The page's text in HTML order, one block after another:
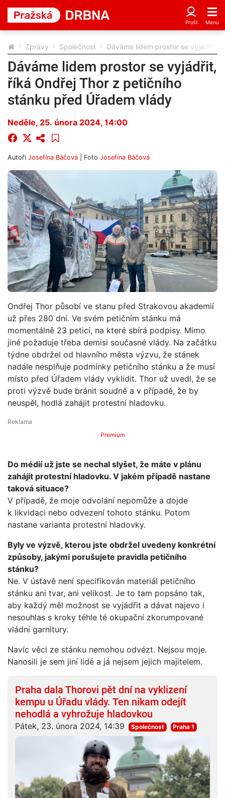
Zprávy Společnost Dáváme lidem prostor se vyjádřit,
Dáváme lidem prostor se vyjádřit,
říká Ondřej Thor z petičního
stánku před Úřadem vlády
Neděle, 25. února 2024, 14:00
Autoři Josefína Báčová | Foto Josefína Báčová
Ondřej Thor působí ve stanu před Strakovou akademií
už přes 280 dní. Ve svém petičním stánku má
momentálně 23 peticí, na které sbírá podpisy. Mimo
jiné požaduje třeba demisi současné vlády. Na začátku
týdne obdržel od hlavního města výzvu, že stánek
nadále nesplňuje podmínky petičního stánku a že musí
místo před Úřadem vlády vyklidit. Thor už uvedl, že se
proti výzvě bude bránit soudně a v případě, že by
neuspěl, hodlá zahájit protestní hladovku.
Premium
Do médií už jste se nechal slyšet, že máte v plánu
zahájit protestní hladovku. V jakém případě nastane
taková situace?
V případě, že moje odvolání nepomůže a dojde
k likvidaci nebo odvezení tohoto stánku. Potom
nastane varianta protestní hladovky.
Byly ve výzvě, kterou jste obdržel uvedeny konkrétní
způsoby, jakými porušujete pravidla petičního
stánku?
Ne. V ústavě není specifikován materiál petičního
stánku ani tvar, ani velikost. Je to tam popsáno tak,
aby každý měl možnost se vyjádřit a dávat najevo i
nesouhlas s kroky téhle té okupační zkorumpované
vládní garnitury.
Navíc věci ze stánku nemohou odvézt. Nejsou moje.
Nanosili je sem jiní lidé a já nejsem jejich majitelem.
Praha dala Thorovi pět dní na vyklizení
kempu u Úřadu vlády. Ten nikam odejít
nehodlá a vyhrožuje hladovkou
Pátek, 23. února 2024, 14:39 Společnost Praha 1